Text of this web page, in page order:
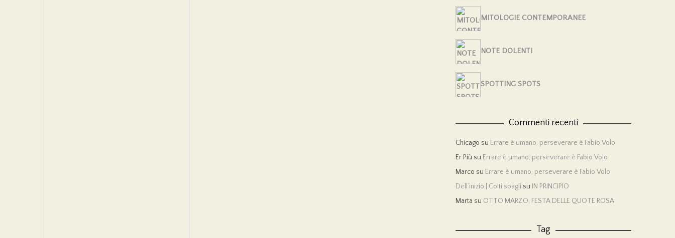
MITOLOGIE CONTEMPORANEE
NOTE DOLENTI
SPOTTING SPOTS
Commenti recenti
Chicago su Errare è umano, perseverare è Fabio Volo
Er Più su Errare è umano, perseverare è Fabio Volo
Marco su Errare è umano, perseverare è Fabio Volo
Dell’inizio | Colti sbagli su IN PRINCIPIO
Marta su OTTO MARZO, FESTA DELLE QUOTE ROSA
Tag